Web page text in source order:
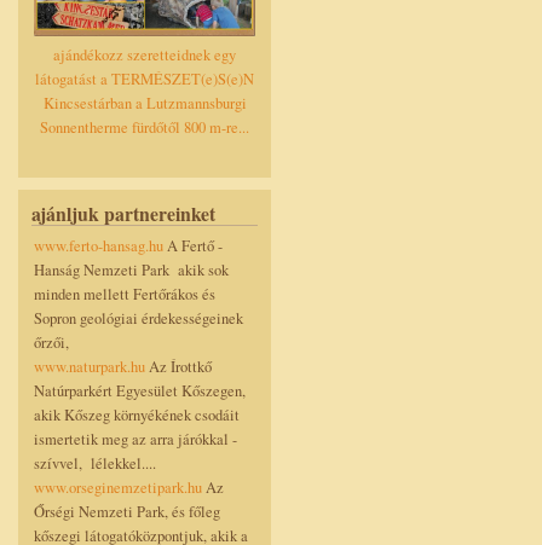
ajándékozz szeretteidnek egy
látogatást a TERMÉSZET(e)S(e)N
Kincsestárban a Lutzmannsburgi
Sonnentherme fürdőtől 800 m-re...
ajánljuk partnereinket
www.ferto-hansag.huA Fertő -
Hanság Nemzeti Park akik sok
minden mellett Fertőrákos és
Sopron geológiai érdekességeinek
őrzői,
www.naturpark.huAz Írottkő
Natúrparkért Egyesület Kőszegen,
akik Kőszeg környékének csodáit
ismertetik meg az arra járókkal -
szívvel, lélekkel....
www.orseginemzetipark.huAz
Őrségi Nemzeti Park, és főleg
kőszegi látogatóközpontjuk, akik a